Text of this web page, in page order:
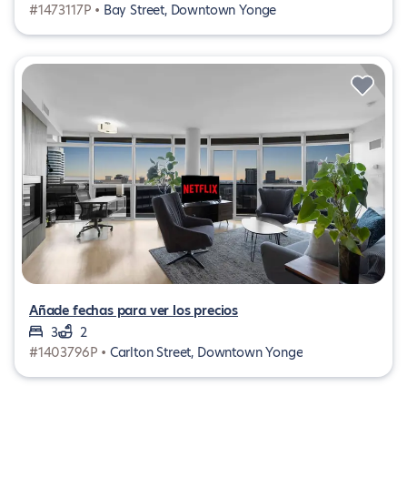
#1473117P • Bay Street, Downtown Yonge
Añade fechas para ver los precios
3
2
#1403796P • Carlton Street, Downtown Yonge